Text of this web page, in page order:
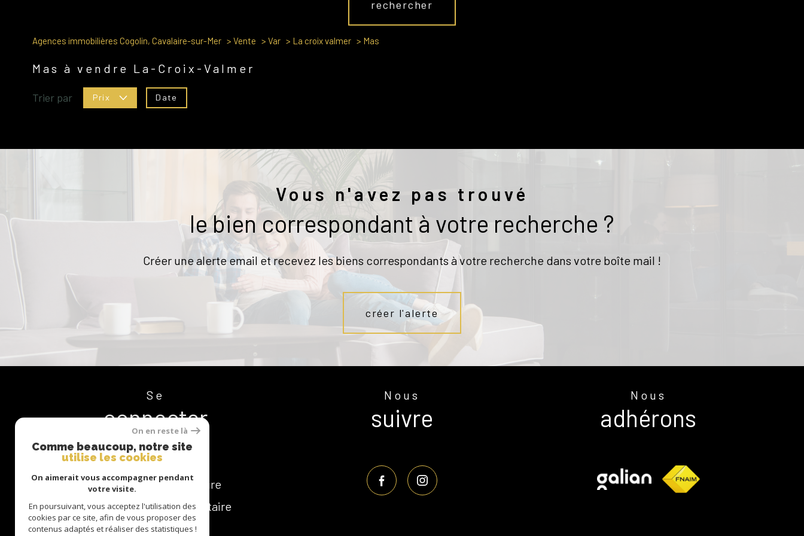
rechercher
Agences immobilières Cogolin, Cavalaire-sur-Mer Vente Var La croix valmer Mas
Mas à vendre La-Croix-Valmer
Trier par Prix Date
Vous n'avez pas trouvé
le bien correspondant à votre recherche ?
Créer une alerte email et recevez les biens correspondants à votre recherche dans votre boîte mail !
créer l'alerte
Se
connecter
espace copropriétaire
espace bailleur / locataire
Nous
suivre
Nous
adhérons
On en reste là
Comme beaucoup, notre site
utilise les cookies
On aimerait vous accompagner pendant
votre visite.
En poursuivant, vous acceptez l'utilisation des
cookies par ce site, afin de vous proposer des
contenus adaptés et réaliser des statistiques !